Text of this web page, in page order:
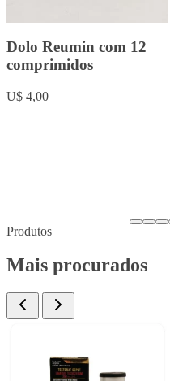
Rowachol com 50
cápsulas.
U$ 9,00
Produtos
Mais procurados